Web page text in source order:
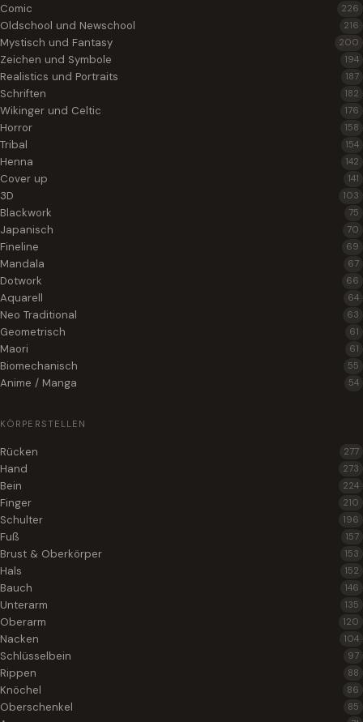
Comic 226
Oldschool und Newschool 216
Mystisch und Fantasy 200
Zeichen und Symbole 194
Realistics und Portraits 187
Schriften 182
Wikinger und Celtic 176
Horror 158
Tribal 154
Henna 142
Cover up 141
3D 103
Blackwork 75
Japanisch 70
Fineline 69
Mandala 67
Dotwork 66
Aquarell 64
Neo Traditional 63
Geometrisch 61
Maori 61
Biomechanisch 55
Anime / Manga 54
KÖRPERSTELLEN
Rücken 277
Hand 273
Bein 224
Finger 210
Schulter 196
Fuß 157
Brust & Oberkörper 153
Hals 152
Bauch 146
Unterarm 135
Oberarm 120
Nacken 104
Schlüsselbein 97
Rippen 88
Knöchel 86
Oberschenkel 85